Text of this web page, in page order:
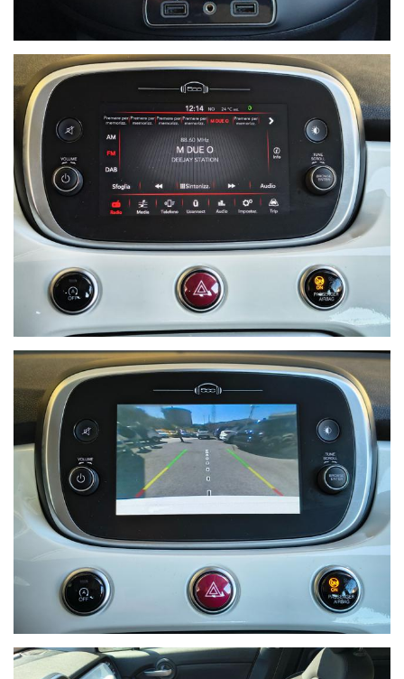
Ho letto e accetto l'informativa privacy*
Acconsento al trattamento dei miei dati per finalità di
marketing
Queste informazioni non saranno condivise con terze parti